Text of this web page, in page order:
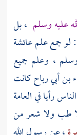
عليه وسلم ، بل
: لو جمع علمعائشة
، وعلم جميع
بن أبي رباحكانت
رأيا في العامة
طب ولا شعر من